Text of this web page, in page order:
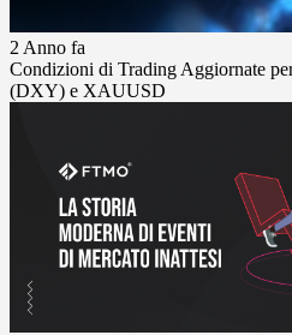
2 Anno fa
Condizioni di Trading Aggiornate
(DXY) e XAUUSD